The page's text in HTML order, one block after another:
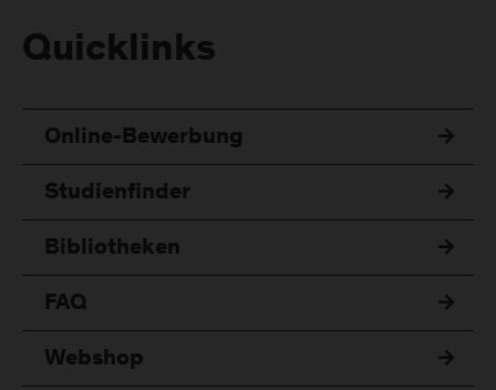
Quicklinks
Online-Bewerbung
Studienfinder
Bibliotheken
FAQ
Webshop